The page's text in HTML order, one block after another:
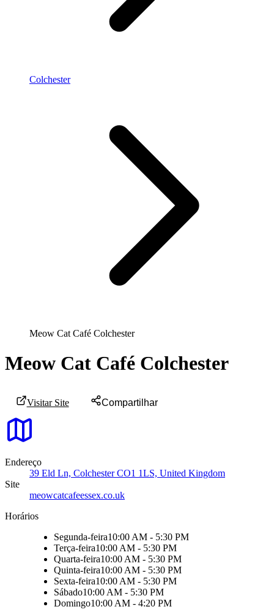
Colchester
Meow Cat Café Colchester
Meow Cat Café Colchester
Visitar Site Compartilhar
Endereço
39 Eld Ln, Colchester CO1 1LS, United Kingdom
Site
meowcatcafeessex.co.uk
Horários
Segunda-feira10:00 AM - 5:30 PM
Terça-feira10:00 AM - 5:30 PM
Quarta-feira10:00 AM - 5:30 PM
Quinta-feira10:00 AM - 5:30 PM
Sexta-feira10:00 AM - 5:30 PM
Sábado10:00 AM - 5:30 PM
Domingo10:00 AM - 4:20 PM